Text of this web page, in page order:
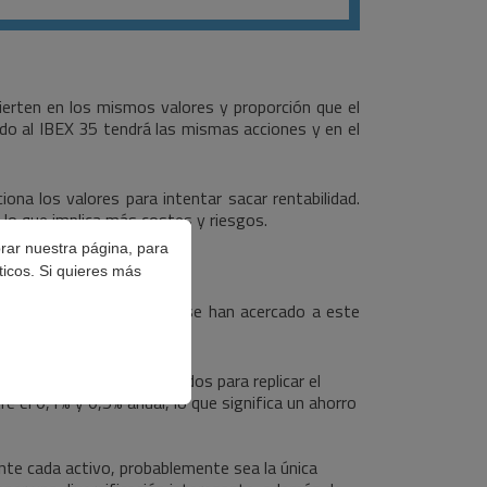
nuestra página, para
Si quieres más
en los mismos valores y proporción que el
al IBEX 35 tendrá las mismas acciones y en el
los valores para intentar sacar rentabilidad.
que implica más costes y riesgos.
que recientemente se han acercado a este
están seleccionados para replicar el
el 0,1% y 0,5% anual, lo que significa un ahorro
cada activo, probablemente sea la única